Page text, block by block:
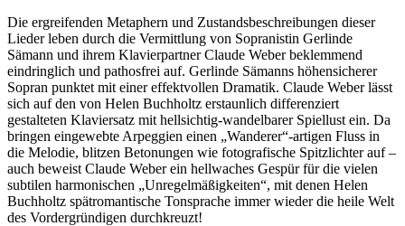
Die ergreifenden Metaphern und Zustandsbeschreibungen dieser
Lieder leben durch die Vermittlung von Sopranistin Gerlinde
Sämann und ihrem Klavierpartner Claude Weber beklemmend
eindringlich und pathosfrei auf. Gerlinde Sämanns höhensicherer
Sopran punktet mit einer effektvollen Dramatik. Claude Weber lässt
sich auf den von Helen Buchholtz erstaunlich differenziert
gestalteten Klaviersatz mit hellsichtig-wandelbarer Spiellust ein. Da
bringen eingewebte Arpeggien einen „Wanderer“-artigen Fluss in
die Melodie, blitzen Betonungen wie fotografische Spitzlichter auf –
auch beweist Claude Weber ein hellwaches Gespür für die vielen
subtilen harmonischen „Unregelmäßigkeiten“, mit denen Helen
Buchholtz spätromantische Tonsprache immer wieder die heile Welt
des Vordergründigen durchkreuzt!